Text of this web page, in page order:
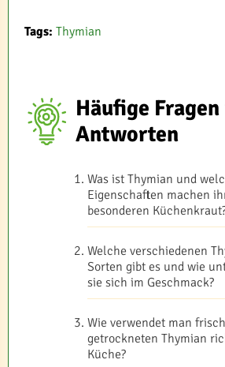
Tags: Thymian
Häufige Fragen
Antworten
Was ist Thymian und
Eigenschaften machen
besonderen
Welche verschiedenen
Sorten gibt es und wie
sie sich im Geschmack?
Wie verwendet man
getrockneten Thymian
Küche?